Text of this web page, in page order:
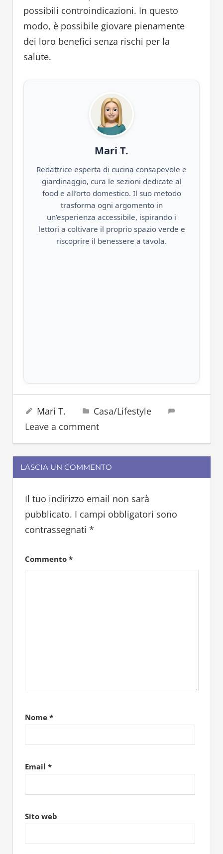
possibili controindicazioni. In questo
modo, è possibile giovare pienamente
dei loro benefici senza rischi per la
salute.
Mari T.
Redattrice esperta di cucina consapevole e
giardinaggio, cura le sezioni dedicate al
food e all’orto domestico. Il suo metodo
trasforma ogni argomento in
un’esperienza accessibile, ispirando i
lettori a coltivare il proprio spazio verde e
riscoprire il benessere a tavola.
cibo
frutta
11 Febbraio 2025
Mari T.
Casa/Lifestyle
Leave a comment
LASCIA UN COMMENTO
Il tuo indirizzo email non sarà
pubblicato. I campi obbligatori sono
contrassegnati *
Commento *
Nome *
Email *
Sito web